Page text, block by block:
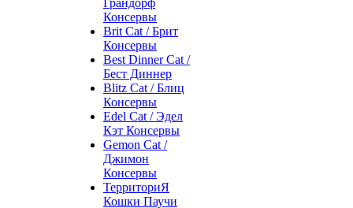
Грандорф
Консервы
Brit Cat / Брит
Консервы
Best Dinner Cat /
Бест Диннер
Blitz Cat / Блиц
Консервы
Edel Cat / Эдел
Кэт Консервы
Gemon Cat /
Джимон
Консервы
ТерриториЯ
Кошки Паучи